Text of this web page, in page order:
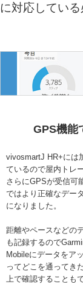
に対応している
GPS機能
vivosmartJ HR+には
ているので屋内トレ
さらにGPSが受信可
ではより正確なデー
になりました。
距離やペースなどの
も記録するので
Mobileにデータをア
ってどこを通ってき
上で確認することも